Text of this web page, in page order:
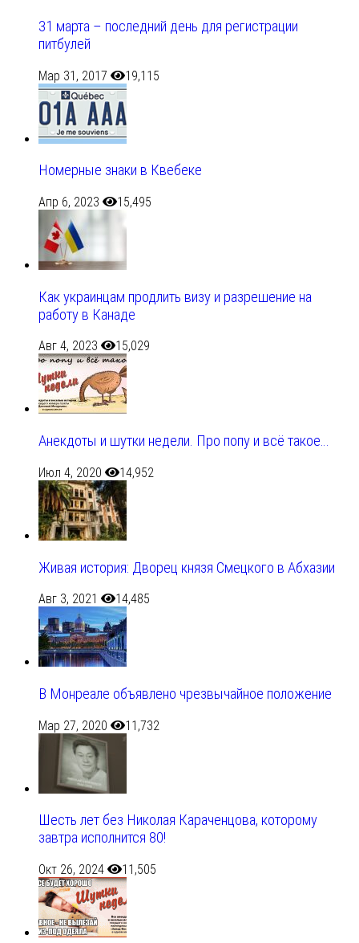
31 марта – последний день для регистрации
питбулей
Мар 31, 2017 19,115
Номерные знаки в Квебеке
Апр 6, 2023 15,495
Как украинцам продлить визу и разрешение на
работу в Канаде
Авг 4, 2023 15,029
Анекдоты и шутки недели. Про попу и всё такое…
Июл 4, 2020 14,952
Живая история: Дворец князя Смецкого в Абхазии
Авг 3, 2021 14,485
В Монреале объявлено чрезвычайное положение
Мар 27, 2020 11,732
Шесть лет без Николая Караченцова, которому
завтра исполнится 80!
Окт 26, 2024 11,505